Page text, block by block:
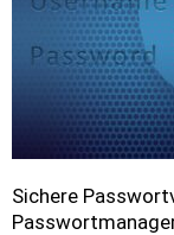
Sichere